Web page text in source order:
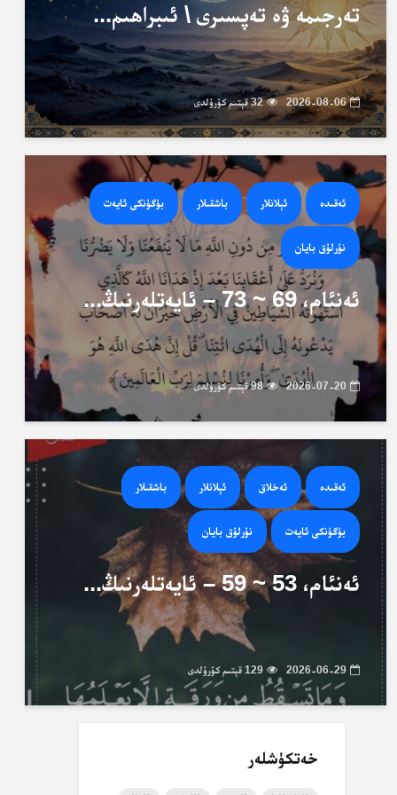
تەرجىمە ۋە تەپسىرى \ ئىبراھىم...
2026-08-06 32 قېتىم كۆرۈلدى
ئەقىدە ئېلانلار باشقىلار بۈگۈنكى ئايەت
نۇرلۇق بايان
ئەنئام، 69 ~ 73 – ئايەتلەرنىڭ...
2026-07-20 98 قېتىم كۆرۈلدى
ئەقىدە ئەخلاق ئېلانلار باشقىلار
بۈگۈنكى ئايەت نۇرلۇق بايان
ئەنئام، 53 ~ 59 – ئايەتلەرنىڭ...
2026-06-29 129 قېتىم كۆرۈلدى
خەتكۈشلەر